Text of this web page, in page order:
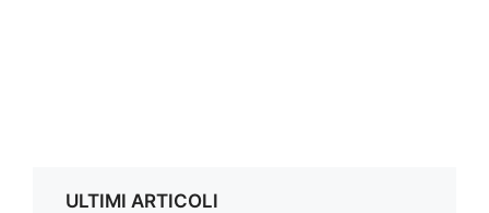
ULTIMI ARTICOLI